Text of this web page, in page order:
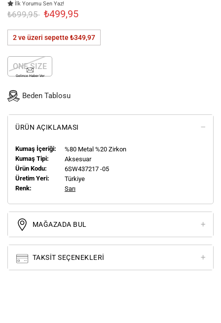
İlk Yorumu Sen Yaz!
₺699,95 ₺499,95
2 ve üzeri sepette ₺349,97
ONE SIZE
Gelince Haber Ver
Beden Tablosu
ÜRÜN AÇIKLAMASI
Kumaş İçeriği:
%80 Metal %20 Zirkon
Kumaş Tipi:
Aksesuar
Ürün Kodu:
6SW437217 -05
Üretim Yeri:
Türkiye
Renk:
Sarı
MAĞAZADA BUL
TAKSIT SEÇENEKLERI